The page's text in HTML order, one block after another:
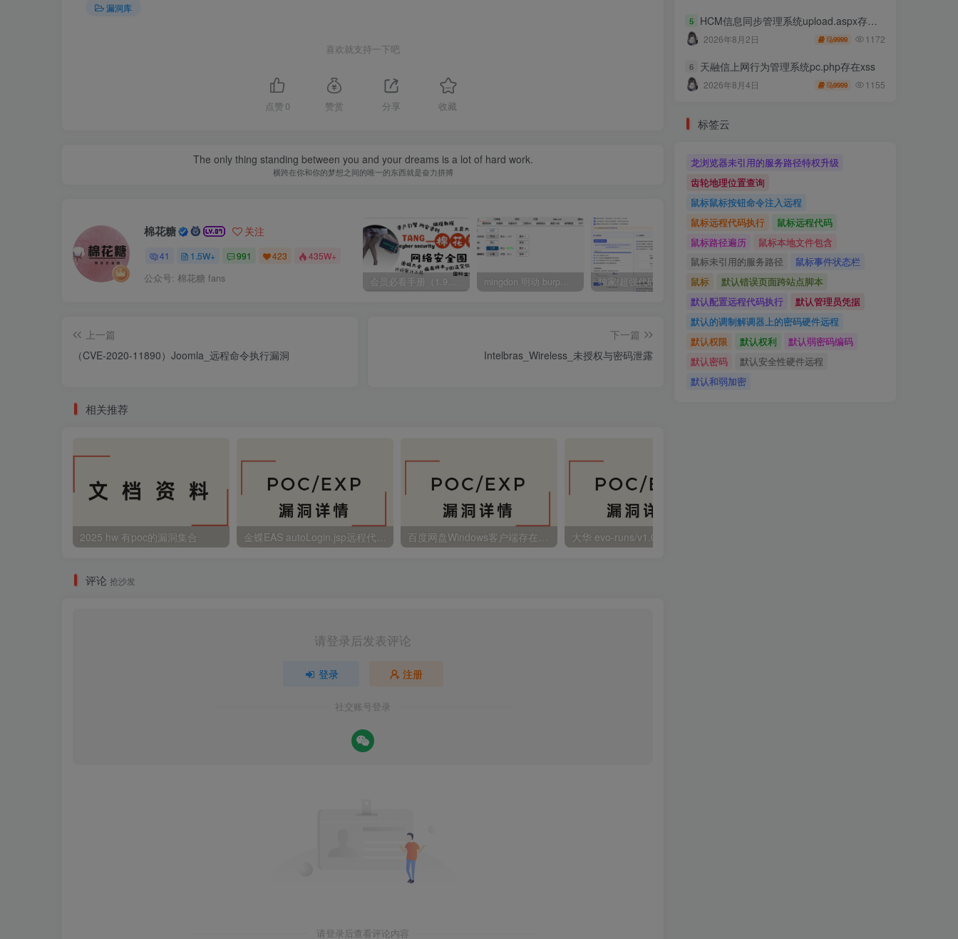
漏洞库
喜欢就支持一下吧
点赞 0 赞赏 分享 收藏
The only thing standing between you and your dreams is a lot of hard work.
横跨在你和你的梦想之间的唯一的东西就是奋力拼搏
棉花糖 关注
41 1.5W+ 991 423 435W+
公众号: 棉花糖 fans 2025 hw 有poc的漏洞集合
上一篇
（CVE-2020-11890）Joomla_远程命令执行漏洞
下一篇
Intelbras_Wireless_未授权与密码泄露
相关推荐
2025 hw 有poc的漏洞集合
评论 抢沙发
请登录后发表评论
登录 注册
社交账号登录
请登录后查看评论内容
5 HCM信息同步管理系统upload.aspx存在任意文件上传
2026年8月2日 9999 1172
6 天融信上网行为管理系统pc.php存在xss
2026年8月4日 9999 1155
标签云
龙浏览器未引用的服务路径特权升级
齿轮地理位置查询
鼠标鼠标按钮命令注入远程
鼠标远程代码执行
鼠标远程代码
鼠标路径遍历
鼠标本地文件包含
鼠标未引用的服务路径
鼠标事件状态栏
鼠标
默认错误页面跨站点脚本
默认配置远程代码执行
默认管理员凭据
默认的调制解调器上的密码硬件远程
默认权限
默认权利
默认弱密码编码
默认密码
默认安全性硬件远程
默认和弱加密